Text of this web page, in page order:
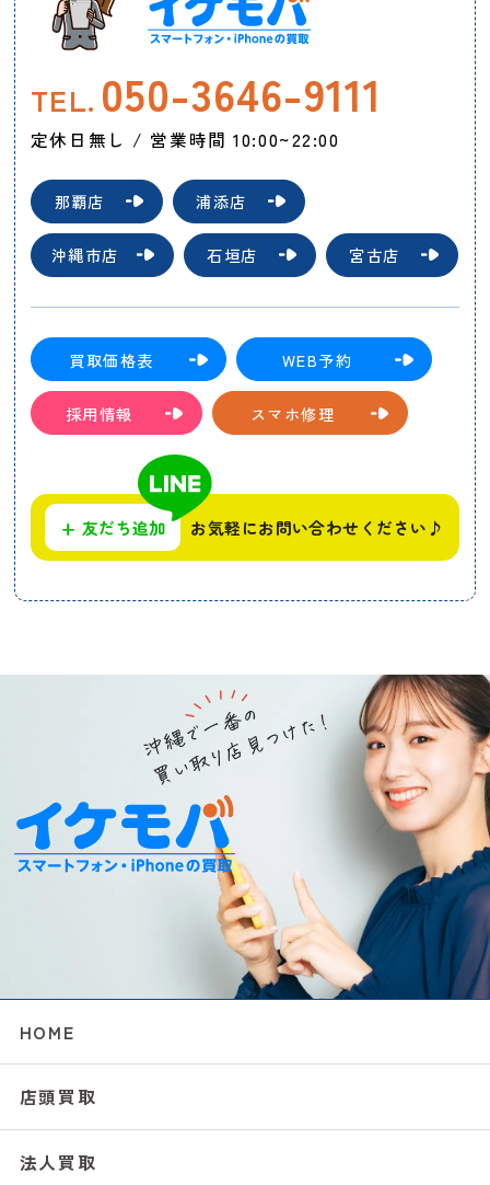
TEL. 050-3646-9111
定休日無し / 営業時間 10:00~22:00
那覇店 浦添店
沖縄市店 石垣店 宮古店
買取価格表 WEB予約
採用情報 スマホ修理
+ 友だち追加 お気軽にお問い合わせください♪
HOME
店頭買取
法人買取